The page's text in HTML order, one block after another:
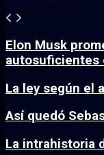
Elon Musk
autosuficientes
La ley según el
Así quedó
La intrahistoria